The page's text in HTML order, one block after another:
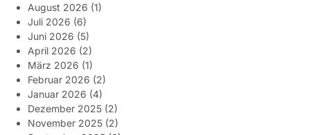
August 2026 (1)
Juli 2026 (6)
Juni 2026 (5)
April 2026 (2)
März 2026 (1)
Februar 2026 (2)
Januar 2026 (4)
Dezember 2025 (2)
November 2025 (2)